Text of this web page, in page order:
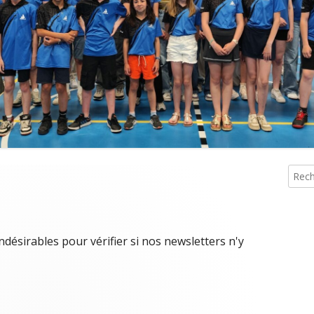
TOURNOIS
pour vérifier si nos newsletters n'y